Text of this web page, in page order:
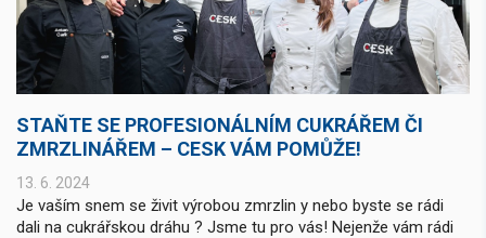
STAŇTE SE PROFESIONÁLNÍM CUKRÁŘEM ČI
ZMRZLINÁŘEM – CESK VÁM POMŮŽE!
13. 6. 2024
Je vaším snem se živit výrobou zmrzlin y nebo byste se rádi
dali na cukrářskou dráhu ? Jsme tu pro vás! Nejenže vám rádi